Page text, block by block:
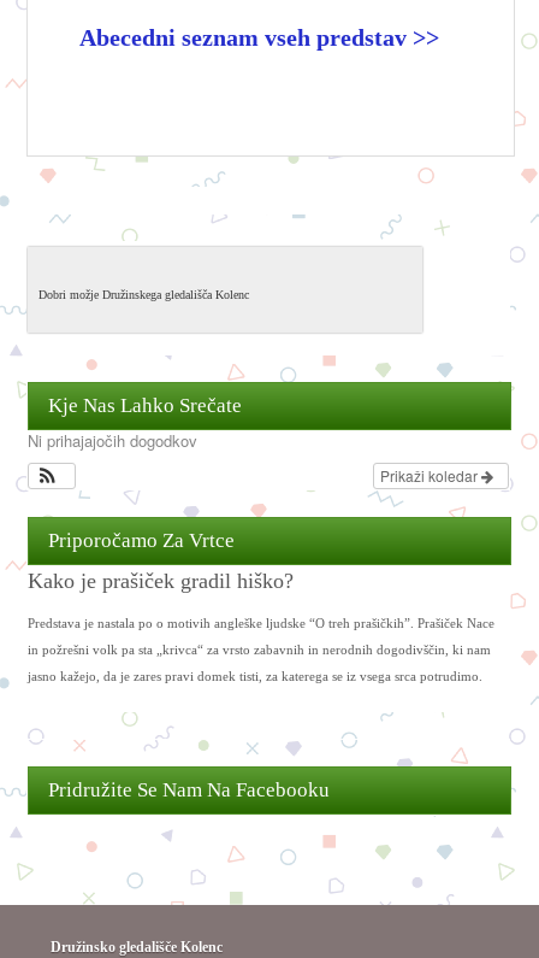
Abecedni seznam vseh predstav >>
Dobri možje Družinskega gledališča Kolenc
Kje Nas Lahko Srečate
Ni prihajajočih dogodkov
Prikaži koledar
Priporočamo Za Vrtce
Kako je prašiček gradil hiško?
Predstava je nastala po o motivih angleške ljudske “O treh prašičkih”. Prašiček Nace
in požrešni volk pa sta „krivca“ za vrsto zabavnih in nerodnih dogodivščin, ki nam
jasno kažejo, da je zares pravi domek tisti, za katerega se iz vsega srca potrudimo.
Pridružite Se Nam Na Facebooku
Družinsko gledališče Kolenc